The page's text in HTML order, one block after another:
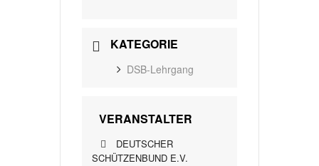
KATEGORIE
DSB-Lehrgang
VERANSTALTER
DEUTSCHER
SCHÜTZENBUND E.V.